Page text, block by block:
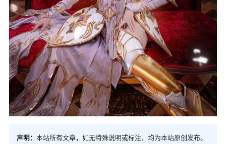
声明： 本站所有文章，如无特殊说明或标注，均为本站原创发布。